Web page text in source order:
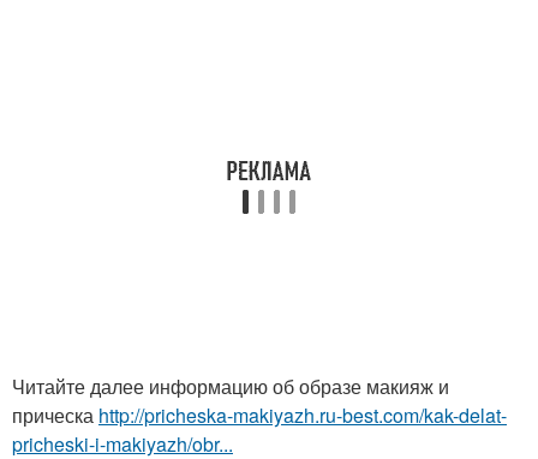
Читайте далее информацию об образе макияж и
прическа http://pricheska-makiyazh.ru-best.com/kak-delat-
pricheski-i-makiyazh/obr...